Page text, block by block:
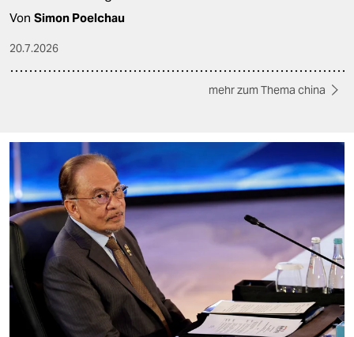
Von Simon Poelchau
20.7.2026
mehr zum Thema china